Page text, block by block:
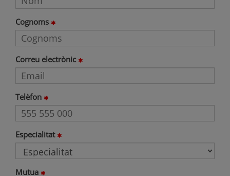
Cognoms
Correu electrònic
Telèfon
Especialitat
Mutua